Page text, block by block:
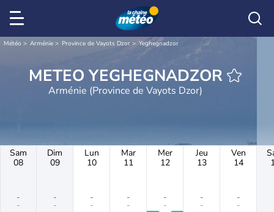
Météo Arménie Province de Vayots Dzor Yeghegnadzor
METEO YEGHEGNADZOR
Arménie (Province de Vayots Dzor)
Sam
08
-
-
Dim
09
-
-
Lun
10
-
-
Mar
11
-
-
Mer
12
-
-
Jeu
13
-
-
Ven
14
-
-